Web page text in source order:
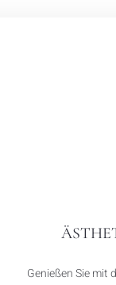
Genießen Sie mit